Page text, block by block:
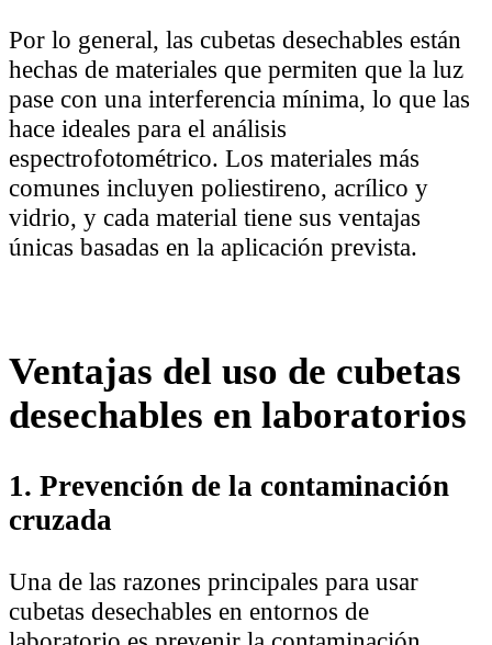
Por lo general, las cubetas desechables están
hechas de materiales que permiten que la luz
pase con una interferencia mínima, lo que las
hace ideales para el análisis
espectrofotométrico. Los materiales más
comunes incluyen poliestireno, acrílico y
vidrio, y cada material tiene sus ventajas
únicas basadas en la aplicación prevista.
Ventajas del uso de cubetas
desechables en laboratorios
1. Prevención de la contaminación
cruzada
Una de las razones principales para usar
cubetas desechables en entornos de